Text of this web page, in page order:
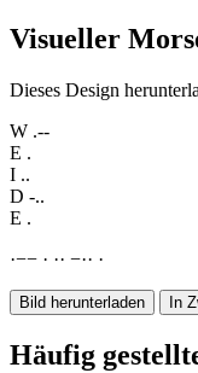
Visueller
Dieses Design
W .--
E .
I ..
D -..
E .
·−− · ·· −·· ·
Bild herunterladen In
Häufig